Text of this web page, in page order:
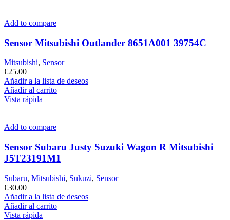
Add to compare
Sensor Mitsubishi Outlander 8651A001 39754C
Mitsubishi, Sensor
€25.00
Añadir a la lista de deseos
Añadir al carrito
Vista rápida
Add to compare
Sensor Subaru Justy Suzuki Wagon R Mitsubishi
J5T23191M1
Subaru, Mitsubishi, Sukuzi, Sensor
€30.00
Añadir a la lista de deseos
Añadir al carrito
Vista rápida